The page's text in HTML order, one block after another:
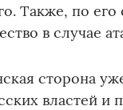
Также, по его
в случае
сторона
властей и